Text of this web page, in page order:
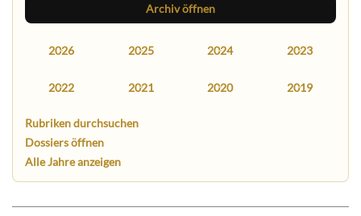
Archiv öffnen
2026 2025 2024 2023
2022 2021 2020 2019
Rubriken durchsuchen
Dossiers öffnen
Alle Jahre anzeigen